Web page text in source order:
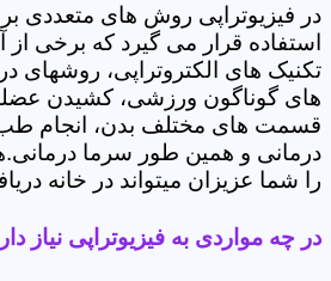
در فیزیوتراپی روش های متعددی
استفاده قرار می گیرد که برخی از
تکنیک های الکتروتراپی، روشهای
های گوناگون ورزشی، کشیدن
قسمت های مختلف بدن، انجام
درمانی و همین طور سرما
را شما عزیزان میتواند در خانه
در چه مواردی به فیزیوتراپی نیاز